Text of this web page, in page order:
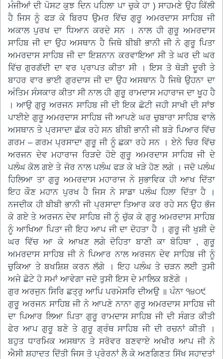
ਮੰਜੀਆਂ ਦੀ ਪੋਸਟ ਕੁਝ ਦਿਨ ਪਹਿਲਾ ਪਾ ਚੁਕੇ ਹਾ ) ਸਾਹਮਣੇ ਉਹ ਕਿੱਲੀ
ਹੈ ਜਿਸ ਨੂੰ ਫੜ ਕੇ ਬਿਰਧ ਉਮਰ ਵਿੱਚ ਗੁਰੂ ਅਮਰਦਾਸ ਸਾਹਿਬ ਜੀ
ਅਕਾਲ ਪੁਰਖ ਦਾ ਧਿਆਨ ਕਰਦੇ ਸਨ । ਨਾਲ ਹੀ ਗੁਰੂ ਅਮਰਦਾਸ
ਸਾਹਿਬ ਜੀ ਦਾ ਉਹ ਅਸਥਾਨ ਹੈ ਜਿਥੇ ਬੀਬੀ ਭਾਨੀ ਜੀ ਨੇ ਗੁਰੂ ਪਿਤਾ
ਅਮਰਦਾਸ ਸਾਹਿਬ ਜੀ ਦਾ ਇਸ਼ਨਾਨ ਕਰਵਾਇਆ ਸੀ ਤੇ ਘਰ ਦੀ ਘਰ
ਵਿੱਚ ਗੁਰਗੱਦੀ ਦਾ ਵਰ ਪ੍ਰਾਪਤ ਕੀਤਾ ਸੀ । ਇਸ ਤੋ ਥੋੜੀ ਦੂਰੀ ਤੇ
ਬਾਹਰ ਵਾਰ ਭਾਈ ਗੁਰਦਾਸ ਜੀ ਦਾ ਉਹ ਅਸਥਾਨ ਹੈ ਜਿਥੇ ਉਹਨਾ ਦਾ
ਅੰਤਿਮ ਸੰਸਕਾਰ ਕੀਤਾ ਸੀ ਨਾਲ ਹੀ ਗੁਰੂ ਰਾਮਦਾਸ ਮਹਾਰਾਜ ਦਾ ਖੂਹ ਹੈ
। ਆਉ ਗੁਰੂ ਅਰਜਨ ਸਾਹਿਬ ਜੀ ਦੀ ਇਕ ਛੋਟੀ ਜਹੀ ਸਾਖੀ ਦੀ ਸਾਂਝ
ਪਾਈਏ ਗੁਰੂ ਅਮਰਦਾਸ ਸਾਹਿਬ ਜੀ ਆਪਣੇ ਘਰ ਚੁਬਾਰਾ ਸਾਹਿਬ ਵਾਲੇ
ਅਸਥਾਨ ਤੇ ਪ੍ਰਸਾਦਾ ਛੱਕ ਰਹੇ ਸਨ ਬੀਬੀ ਭਾਨੀ ਜੀ ਬੜੇ ਪਿਆਰ ਵਿੱਚ
ਗਰਮ – ਗਰਮ ਪ੍ਰਸਾਦਾ ਗੁਰੂ ਜੀ ਨੂੰ ਛਕਾ ਰਹੇ ਸਨ । ਏਨੇ ਚਿਰ ਵਿੱਚ
ਅਰਜਨ ਦੇਵ ਮਹਾਰਾਜ ਰਿੜਦੇ ਹੋਏ ਗੁਰੂ ਅਮਰਦਾਸ ਸਾਹਿਬ ਜੀ ਦੇ
ਪਲੰਘ ਕੋਲ ਗਏ ਤੇ ਜੋਰ ਨਾਲ ਪਲੰਘ ਫੜ ਕੇ ਖੜੇ ਹੋਣ ਲਗੇ । ਜਦੋ ਪਲੰਘ
ਹਿਲਿਆ ਤਾ ਗੁਰੂ ਅਮਰਦਾਸ ਮਹਾਰਾਜ ਨੇ ਸੁਭਾਵਿਕ ਹੀ ਆਖ ਦਿੱਤਾ
ਇਹ ਕੌਣ ਮਹਾਨ ਪੁਰਖ ਹੈ ਜਿਸ ਨੇ ਸਾਡਾ ਪਲੰਘ ਹਿਲਾ ਦਿੱਤਾ ਹੈ ।
ਨਜਦੀਕ ਹੀ ਬੀਬੀ ਭਾਨੀ ਜੀ ਪ੍ਰਸਾਦਾ ਤਿਆਰ ਕਰ ਰਹੇ ਸਨ ਉਹ ਭੱਜ
ਕੇ ਗਏ ਤੇ ਅਰਜਨ ਦੇਵ ਸਾਹਿਬ ਜੀ ਨੂੰ ਚੁੱਕ ਕੇ ਗੁਰੂ ਅਮਰਦਾਸ ਸਾਹਿਬ
ਨੂੰ ਆਖਿਆ ਪਿਤਾ ਜੀ ਇਹ ਆਪ ਜੀ ਦਾ ਦੋਹਤਾ ਹੈ । ਗੁਰੂ ਜੀ ਖੁਸ਼ੀ ਦੇ
ਘਰ ਵਿੱਚ ਆ ਕੇ ਆਖਣ ਲਗੇ ਦੋਹਿਤਾ ਬਾਣੀ ਕਾ ਬੋਹਿਥਾ , ਗੁਰੂ
ਅਮਰਦਾਸ ਸਾਹਿਬ ਜੀ ਨੇ ਪਿਆਰ ਨਾਲ ਅਰਜਨ ਦੇਵ ਸਾਹਿਬ ਜੀ ਨੂੰ
ਚੁਕਿਆ ਤੇ ਬਖਸ਼ਿਸ਼ ਕਰਨ ਲੱਗੇ । ਇਹ ਪਲੰਘ ਤੇ ਚੜਨ ਲਈ ਤੁਸੀ
ਅਜੇ ਛੋਟੇ ਹੋ ਸਮਾਂ ਆਵੇਗਾ ਜਦੋ ਤੁਸੀ ਇਸ ਦੇ ਮਾਲਿਕ ਬਣੋਗੇ ।
ਗੁਰ ਅਰਜੁਨ ਸਿਰਿ ਛਤ੍ਰੁ ਆਪਿ ਪਰਮੇਸਰਿ ਦੀਅਉ ॥ ਪੰਨਾ ੧੪੦੯
ਗੁਰੂ ਅਰਜਨ ਸਾਹਿਬ ਜੀ ਨੇ ਆਪਣੇ ਨਾਨਾ ਗੁਰੂ ਅਮਰਦਾਸ ਸਾਹਿਬ ਜੀ
ਦਾ ਪਿਆਰ ਲਿਆ ਪਿਤਾ ਗੁਰੂ ਰਾਮਦਾਸ ਸਾਹਿਬ ਜੀ ਦੀ ਸੰਗਤ ਕੀਤੀ
ਫੇਰ ਆਪ ਗੁਰੂ ਬਣੇ ਤੇ ਗੁਰੂ ਗ੍ਰੰਥ ਸਾਹਿਬ ਜੀ ਦੀ ਰਚਨਾਂ ਕੀਤੀ ।
ਬਹੁਤ ਧਾਰਮਿਕ ਅਸਥਾਨ ਤੇ ਸਰੋਵਰ ਬਣਵਾਏ ਅਖੀਰ ਆਪ ਜੀ ਨੇ
ਐਸੀ ਸ਼ਹਾਦਤ ਦਿੱਤੀ ਜਿਸ ਤੋ ਪ੍ਰੇਰਨਾਂ ਲੈ ਕੇ ਅਣਗਿਣਤ ਸਿੱਖ ਸਹਾਦਤਾਂ